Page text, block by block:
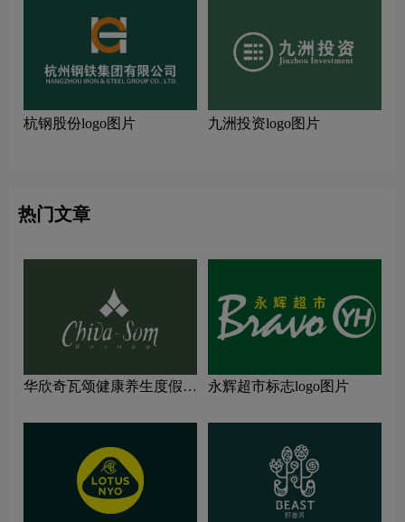
杭钢股份logo图片 九洲投资logo图片
热门文章
华欣奇瓦颂健康养生度假村
永辉超市标志logo图片